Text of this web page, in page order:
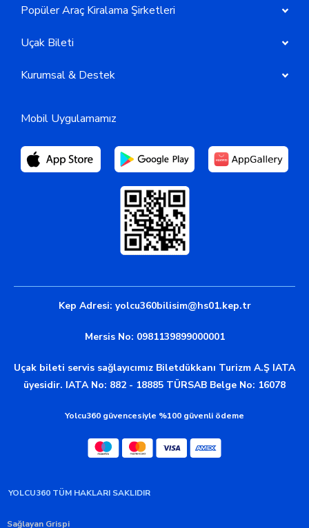
Popüler Araç Kiralama Şirketleri
Uçak Bileti
Kurumsal & Destek
Mobil Uygulamamız
Kep Adresi: yolcu360bilisim@hs01.kep.tr
Mersis No: 0981139899000001
Uçak bileti servis sağlayıcımız Biletdükkanı Turizm A.Ş IATA
üyesidir. IATA No: 882 - 18885 TÜRSAB Belge No: 16078
Yolcu360 güvencesiyle %100 güvenli ödeme
YOLCU360 TÜM HAKLARI SAKLIDIR
Sağlayan Grispi